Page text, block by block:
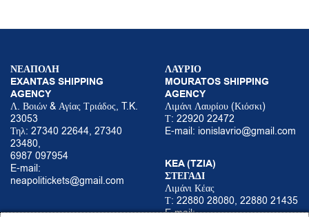
ΝΕΑΠΟΛΗ
EXANTAS SHIPPING
AGENCY
Λ. Βοιών & Αγίας Τριάδος, T.K.
23053
Τηλ: 27340 22644, 27340
23480,
6987 097954
E-mail:
neapolitickets@gmail.com
ΛΑΥΡΙΟ
MOURATOS SHIPPING
AGENCY
Λιμάνι Λαυρίου (Κιόσκι)
Τ: 22920 22472
E-mail: ionislavrio@gmail.com
KEA (TZIA)
ΣΤΕΓΑΔΙ
Λιμάνι Κέας
Τ: 22880 28080, 22880 21435
E-mail: